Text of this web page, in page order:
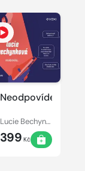
Neodpovídej
Lucie Bechynková
399 Kč